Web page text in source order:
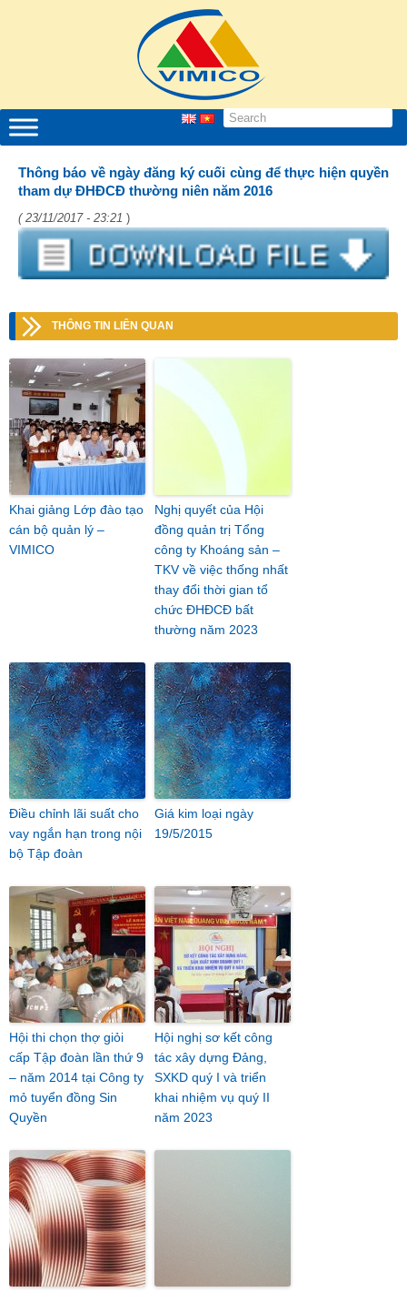
Thông báo về ngày đăng ký cuối cùng để thực hiện quyền
tham dự ĐHĐCĐ thường niên năm 2016
( 23/11/2017 - 23:21 )
THÔNG TIN LIÊN QUAN
Khai giảng Lớp đào tạo
cán bộ quản lý –
VIMICO
Nghị quyết của Hội
đồng quản trị Tổng
công ty Khoáng sản –
TKV về việc thống nhất
thay đổi thời gian tổ
chức ĐHĐCĐ bất
thường năm 2023
Điều chỉnh lãi suất cho
vay ngắn hạn trong nội
bộ Tập đoàn
Giá kim loại ngày
19/5/2015
Hội thi chọn thợ giỏi
cấp Tập đoàn lần thứ 9
– năm 2014 tại Công ty
mỏ tuyển đồng Sin
Quyền
Hội nghị sơ kết công
tác xây dựng Đảng,
SXKD quý I và triển
khai nhiệm vụ quý II
năm 2023